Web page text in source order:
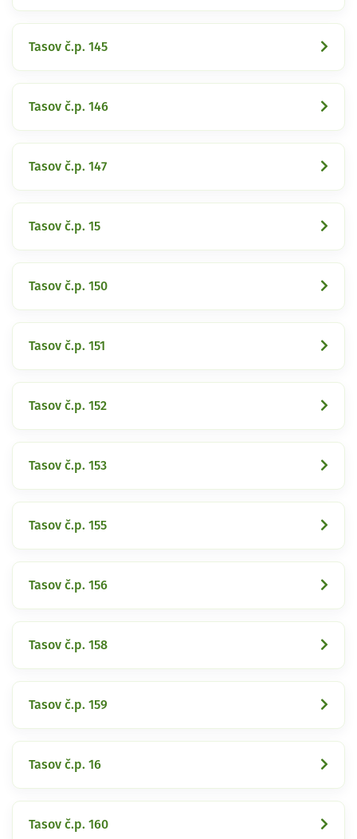
Tasov č.p. 145
Tasov č.p. 146
Tasov č.p. 147
Tasov č.p. 15
Tasov č.p. 150
Tasov č.p. 151
Tasov č.p. 152
Tasov č.p. 153
Tasov č.p. 155
Tasov č.p. 156
Tasov č.p. 158
Tasov č.p. 159
Tasov č.p. 16
Tasov č.p. 160